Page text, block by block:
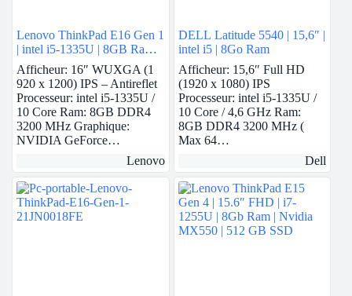
Lenovo ThinkPad E16 Gen 1
| intel i5-1335U | 8GB Ram |
Nvidia MX550 | 512GB
SSD
Afficheur: 16″ WUXGA (1
920 x 1200) IPS – Antireflet
Processeur: intel i5-1335U /
10 Core Ram: 8GB DDR4
3200 MHz Graphique:
NVIDIA GeForce…
Lenovo
DELL Latitude 5540 | 15,6″ |
intel i5 | 8Go Ram
Afficheur: 15,6″ Full HD
(1920 x 1080) IPS
Processeur: intel i5-1335U /
10 Core / 4,6 GHz Ram:
8GB DDR4 3200 MHz (
Max 64…
Dell